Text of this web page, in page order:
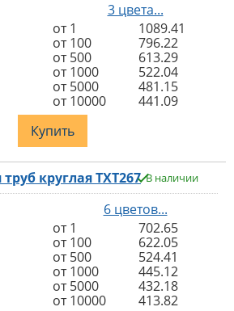
3 цвета...
от 1
1089.41
от 100
796.22
от 500
613.29
от 1000
522.04
от 5000
481.15
от 10000
441.09
Купить
круглая TXT267 В наличии
6 цветов...
от 1
702.65
от 100
622.05
от 500
524.41
от 1000
445.12
от 5000
432.18
от 10000
413.82